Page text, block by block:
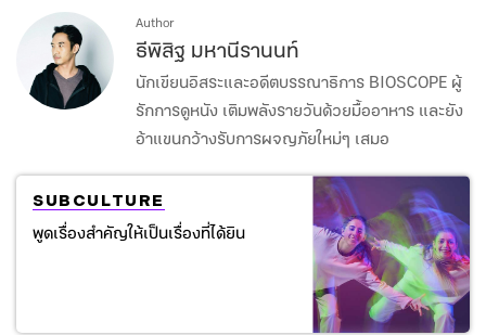
Author
ธีพิสิฐ มหานีรานนท์
นักเขียนอิสระและอดีตบรรณาธิการ BIOSCOPE ผู้
รักการดูหนัง เติมพลังรายวันด้วยมื้ออาหาร และยัง
อ้าแขนกว้างรับการผจญภัยใหม่ๆ เสมอ
SUBCULTURE
พูดเรื่องสำคัญให้เป็นเรื่องที่ได้ยิน